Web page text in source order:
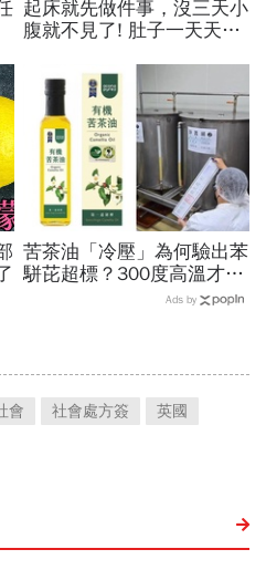
起床就先做件事，沒三天小
腹就不見了! 肚子一天天變
苦茶油「冷壓」為何驗出苯
駢芘超標？300度高溫才大
量形成，哪個環節出問題？
Ads by
會 社會處方簽
英國